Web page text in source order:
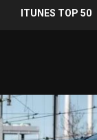
ITUNES TOP 50